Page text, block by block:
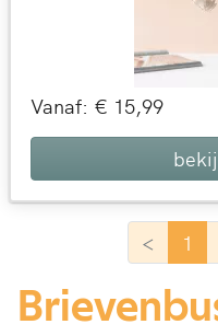
Vanaf: € 15,99
< 1